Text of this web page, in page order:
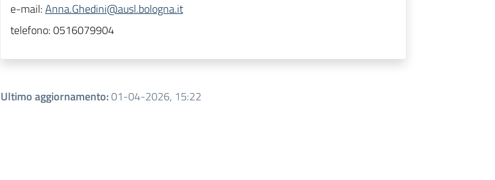
e-mail:Anna.Ghedini@ausl.bologna.it
telefono:0516079904
Ultimo aggiornamento:01-04-2026, 15:22